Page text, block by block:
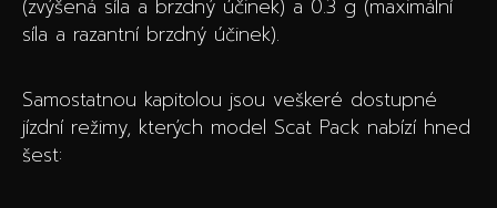
(zvýšená síla a brzdný účinek) a 0.3 g (maximální
síla a razantní brzdný účinek).
Samostatnou kapitolou jsou veškeré dostupné
jízdní režimy, kterých model Scat Pack nabízí hned
šest: